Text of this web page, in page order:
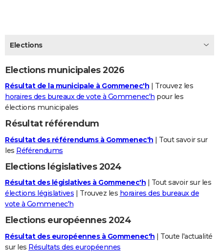
CARTE DE VOEUX
Carte de Noël
Carte Bonne année
Carte Saint-Valentin
Carte Pâques
Carte d'anniversaire
DICTIONNAIRE
Dictionnaire
Biographies
Citations
Expressions
Proverbes
PROGRAMME TV
S'inscrire
Se connecter
Lycées
Collèges
Primaires
Universités
Entreprises
Service militaire
Avis de recherche
AVIS DE DÉCÈS
FORUM
Bricolage
Lifestyle
Culture
Sport
Auto
Television
Voyage
Cinema
Elections
Elections municipales 2026
Résultat de la municipale à Gommenec'h | Trouvez les
horaires des bureaux de vote à Gommenec'h pour les
élections municipales
Résultat référendum
Résultat des référendums à Gommenec'h | Tout savoir sur
les Référendums
Elections législatives 2024
Résultat des législatives à Gommenec'h | Tout savoir sur les
élections législatives | Trouvez les horaires des bureaux de
vote à Gommenec'h
Elections européennes 2024
Résultat des européennes à Gommenec'h | Toute l'actualité
sur les Résultats des européennes